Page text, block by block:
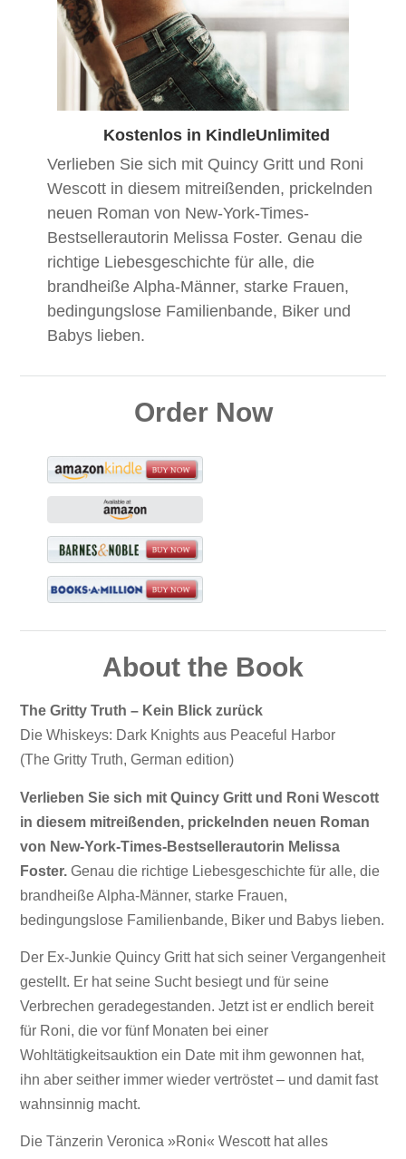
Kostenlos in KindleUnlimited
Verlieben Sie sich mit Quincy Gritt und Roni
Wescott in diesem mitreißenden, prickelnden
neuen Roman von New-York-Times-
Bestsellerautorin Melissa Foster. Genau die
richtige Liebesgeschichte für alle, die
brandheiße Alpha-Männer, starke Frauen,
bedingungslose Familienbande, Biker und
Babys lieben.
Order Now
About the Book
The Gritty Truth – Kein Blick zurück
Die Whiskeys: Dark Knights aus Peaceful Harbor
(The Gritty Truth, German edition)
Verlieben Sie sich mit Quincy Gritt und Roni Wescott
in diesem mitreißenden, prickelnden neuen Roman
von New-York-Times-Bestsellerautorin Melissa
Foster.Genau die richtige Liebesgeschichte für alle, die
brandheiße Alpha-Männer, starke Frauen,
bedingungslose Familienbande, Biker und Babys lieben.
Der Ex-Junkie Quincy Gritt hat sich seiner Vergangenheit
gestellt. Er hat seine Sucht besiegt und für seine
Verbrechen geradegestanden. Jetzt ist er endlich bereit
für Roni, die vor fünf Monaten bei einer
Wohltätigkeitsauktion ein Date mit ihm gewonnen hat,
ihn aber seither immer wieder vertröstet – und damit fast
wahnsinnig macht.
Die Tänzerin Veronica »Roni« Wescott hat alles